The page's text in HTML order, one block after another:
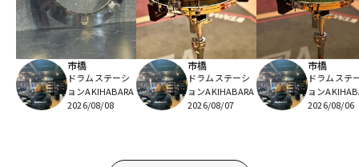
市橋
ドラムステーシ
ョンAKIHABARA
2026/08/08
市橋
ドラムステーシ
ョンAKIHABARA
2026/08/07
市橋
ドラムステ
ョン
2026/08/06